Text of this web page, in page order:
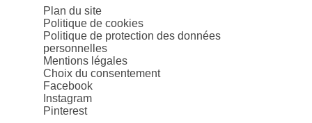
Plan du site
Politique de cookies
Politique de protection des données
personnelles
Mentions légales
Choix du consentement
Facebook
Instagram
Pinterest